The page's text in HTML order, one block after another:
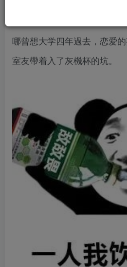
哪曾想大学四年過去，恋爱
室友帶着入了灰機杯的坑。